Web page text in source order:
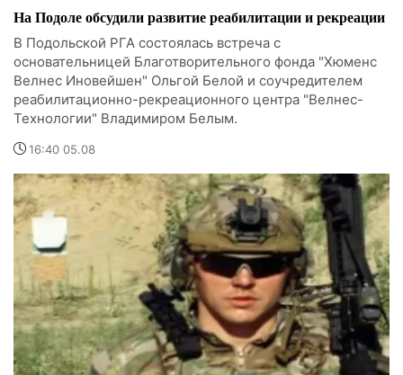
На Подоле обсудили развитие реабилитации и рекреации
В Подольской РГА состоялась встреча с
основательницей Благотворительного фонда "Хюменс
Велнес Иновейшен" Ольгой Белой и соучредителем
реабилитационно-рекреационного центра "Велнес-
Технологии" Владимиром Белым.
16:40 05.08